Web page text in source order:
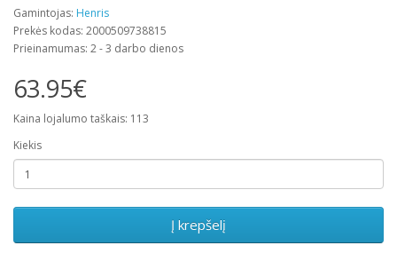
Gamintojas: Henris
Prekės kodas: 2000509738815
Prieinamumas: 2 - 3 darbo dienos
63.95€
Kaina lojalumo taškais: 113
Kiekis
Į krepšelį